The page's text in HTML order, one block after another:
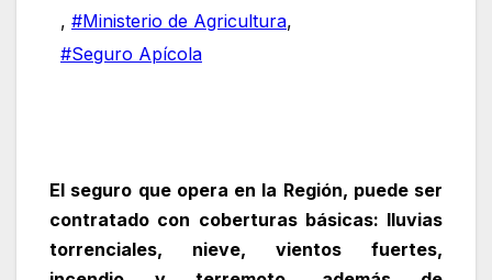
, #Ministerio de Agricultura,
#Seguro Apícola
El seguro que opera en la Región, puede ser
contratado con coberturas básicas: lluvias
torrenciales, nieve, vientos fuertes,